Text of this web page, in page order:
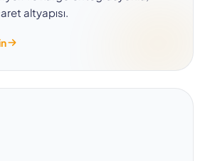
altyapısı.